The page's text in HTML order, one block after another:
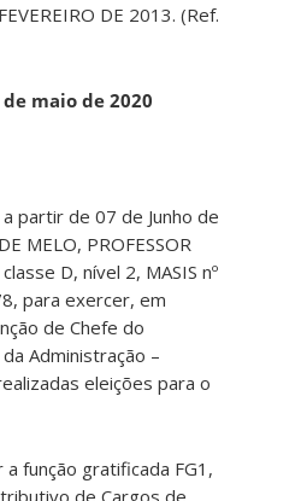
DE 2013. (Ref.
maio de 2020
partir de 07 de Junho de
MELO, PROFESSOR
D, nível 2, MASIS nº
para exercer, em
de Chefe do
Administração –
eleições para o
função gratificada FG1,
de Cargos de